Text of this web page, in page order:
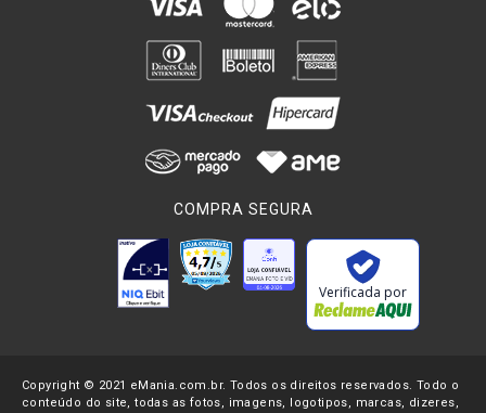
COMPRA SEGURA
Verificada por
Copyright © 2021 eMania.com.br. Todos os direitos reservados. Todo o
conteúdo do site, todas as fotos, imagens, logotipos, marcas, dizeres,